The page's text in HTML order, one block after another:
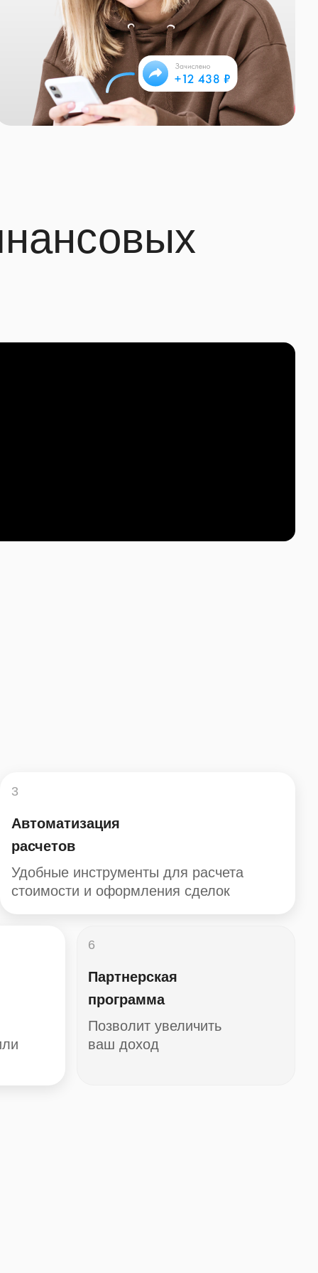
3
Автоматизация
расчетов
Удобные инструменты для расчета
стоимости и оформления сделок
6
Партнерская
программа
Позволит увеличить
ваш доход